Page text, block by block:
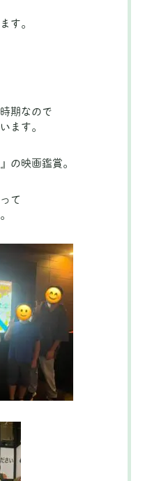
す。
期なので
ます。
の映画鑑賞。
て